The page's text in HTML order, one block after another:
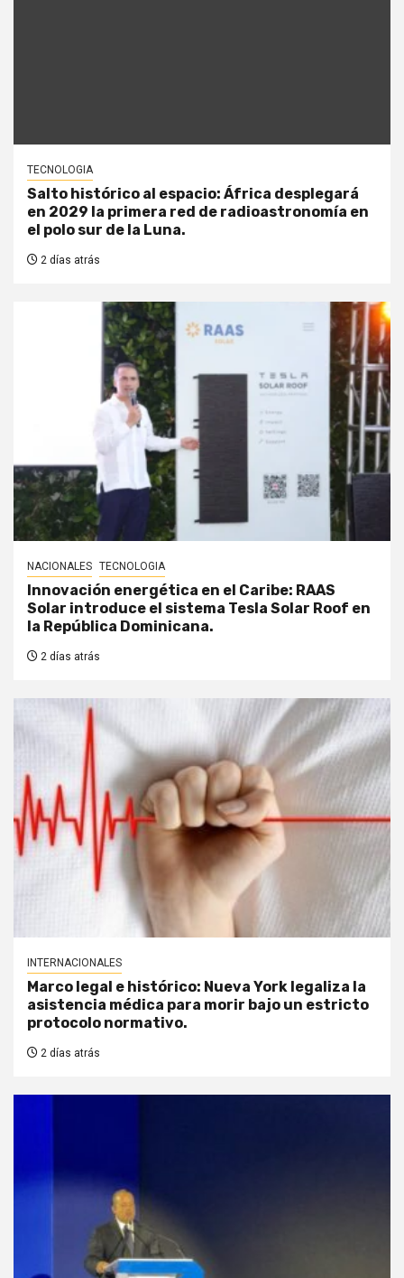
TECNOLOGIA
Salto histórico al espacio: África desplegará
en 2029 la primera red de radioastronomía en
el polo sur de la Luna.
2 días atrás
NACIONALES TECNOLOGIA
Innovación energética en el Caribe: RAAS
Solar introduce el sistema Tesla Solar Roof en
la República Dominicana.
2 días atrás
INTERNACIONALES
Marco legal e histórico: Nueva York legaliza la
asistencia médica para morir bajo un estricto
protocolo normativo.
2 días atrás